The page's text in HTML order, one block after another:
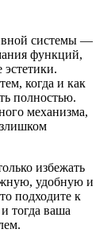
системы —
функций,
когда и как
полностью.
механизма,
избежать
удобную и
подходите к
тогда ваша